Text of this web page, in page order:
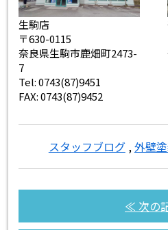
生駒店
〒630-0115
奈良県生駒市鹿畑町2473-
7
Tel: 0743(87)9451
FAX: 0743(87)9452
スタッフブログ,外壁
≪ 次の